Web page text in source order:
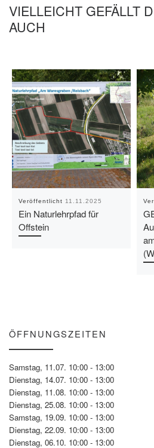
VIELLEICHT GEFÄLLT
AUCH
Veröffentlicht 11.11.2025
Ein Naturlehrpfad für
Offstein
ÖFFNUNGSZEITEN
Samstag, 11.07. 10:00 - 13:00
Dienstag, 14.07. 10:00 - 13:00
Dienstag, 11.08. 10:00 - 13:00
Dienstag, 25.08. 10:00 - 13:00
Samstag, 19.09. 10:00 - 13:00
Dienstag, 22.09. 10:00 - 13:00
Dienstag, 06.10. 10:00 - 13:00